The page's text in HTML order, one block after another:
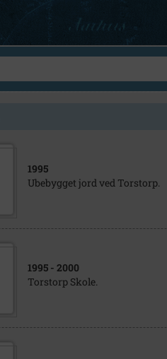
1995
Ubebygget jord ved Torstorp.
1995 - 2000
Torstorp Skole.